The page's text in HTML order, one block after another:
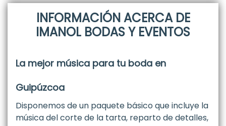
INFORMACIÓN ACERCA DE
IMANOL BODAS Y EVENTOS
La mejor música para tu boda en
Guipúzcoa
Disponemos de un paquete básico que incluye la
música del corte de la tarta, reparto de detalles,